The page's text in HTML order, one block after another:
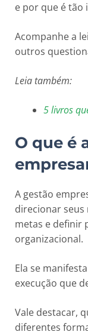
e por que é tão
Acompanhe a
outros
Leia também:
5 livros
O que é
A gestão
direcionar
metas e definir
organizacional.
Ela se
execução que
Vale destacar,
diferentes